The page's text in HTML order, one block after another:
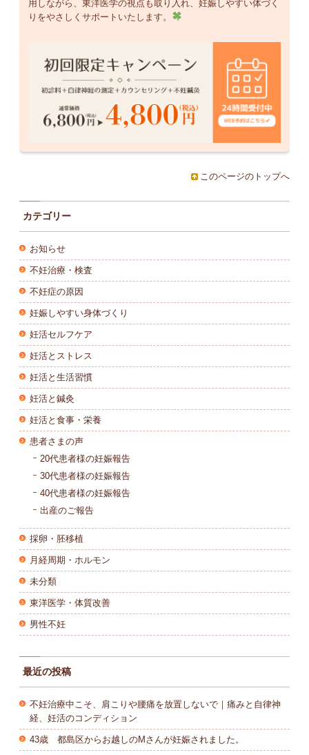
用しながら、東洋医学の視点も取り入れ、妊娠しやすい体づく
りをやさしくサポートいたします。
このページのトップへ
カテゴリー
お知らせ
不妊治療・検査
不妊症の原因
妊娠しやすい身体づくり
妊活セルフケア
妊活とストレス
妊活と生活習慣
妊活と鍼灸
妊活と食事・栄養
患者さまの声
20代患者様の妊娠報告
30代患者様の妊娠報告
40代患者様の妊娠報告
出産のご報告
採卵・胚移植
月経周期・ホルモン
未分類
東洋医学・体質改善
男性不妊
最近の投稿
不妊治療中こそ、肩こりや腰痛を放置しないで｜痛みと自律神
経、妊活のコンディション
43歳 都島区からお越しのMさんが妊娠されました。